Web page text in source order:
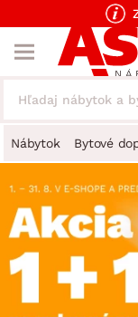
Nábytok Bytové